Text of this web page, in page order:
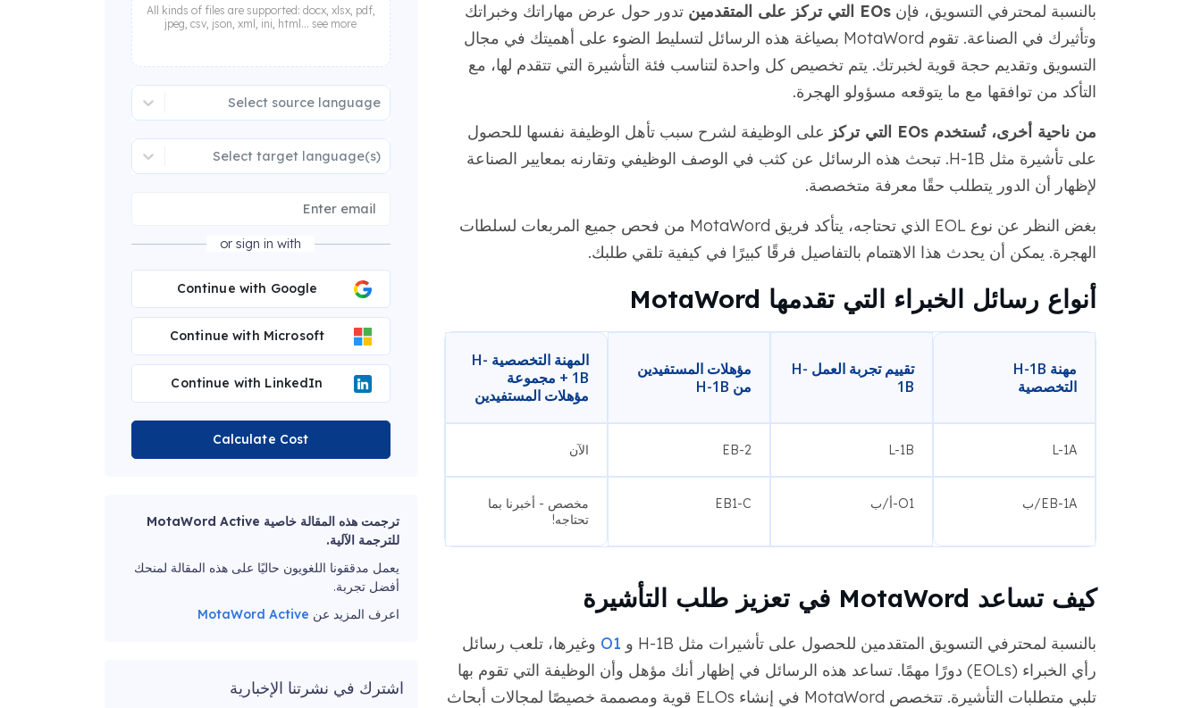
بالنسبة لمحترفي التسويق، فإنEOs التي تركز على المتقدمين
تدور حول عرض مهاراتك وخبراتك
وتأثيرك في الصناعة. تقوم MotaWord بصياغة هذه الرسائل لتسليط الضوء على أهميتك في مجال
التسويق وتقديم حجة قوية لخبرتك. يتم تخصيص كل واحدة لتناسب فئة التأشيرة التي تتقدم لها، مع
التأكد من توافقها مع ما يتوقعه مسؤولو الهجرة.
من ناحية أخرى، تُستخدم EOs التي تركز
على الوظيفة لشرح سبب تأهل الوظيفة نفسها للحصول
على تأشيرة مثل H-1B. تبحث هذه الرسائل عن كثب في الوصف الوظيفي وتقارنه بمعايير الصناعة
لإظهار أن الدور يتطلب حقًا معرفة متخصصة.
بغض النظر عن نوع EOL الذي تحتاجه، يتأكد فريق MotaWord من فحص جميع المربعات لسلطات
الهجرة. يمكن أن يحدث هذا الاهتمام بالتفاصيل فرقًا كبيرًا في كيفية تلقي طلبك.
أنواع رسائل الخبراء التي تقدمها MotaWord
مهنة H-1B
التخصصية
تقييم تجربة العمل H-
1B
مؤهلات المستفيدين
من H-1B
المهنة التخصصية H-
1B + مجموعة
مؤهلات المستفيدين
L-1A
L-1B
EB-2 الآن
EB-1A/ب O1-أ/ب EB1-C
مخصص - أخبرنا بما
تحتاجه!
كيف تساعد MotaWord في تعزيز طلب التأشيرة
بالنسبة لمحترفي التسويق المتقدمين للحصول على تأشيرات مثل H-1B و O1 وغيرها، تلعب رسائل
رأي الخبراء (EOLs) دورًا مهمًا. تساعد هذه الرسائل في إظهار أنك مؤهل وأن الوظيفة التي تقوم بها
تلبي متطلبات التأشيرة. تتخصص MotaWord في إنشاء ELOs قوية ومصممة خصيصًا لمجالات أبحاث
All kinds of files are supported: docx, xlsx, pdf,
jpeg, csv, json, xml, ini, html... see more
Select source language
Select target language(s)
or sign in with
Continue with Google
Continue with Microsoft
Continue with LinkedIn
Calculate Cost
ترجمت هذه المقالة خاصية MotaWord Active
للترجمة الآلية.
يعمل مدققونا اللغويون حاليًا على هذه المقالة لمنحك
أفضل تجربة.
اعرف المزيد عن MotaWord Active
اشترك في نشرتنا الإخبارية